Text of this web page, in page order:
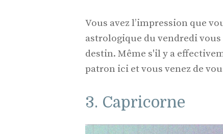
Vous avez l’impression que
astrologique du vendredi
destin. Même s'il y a
patron ici et vous venez de
3. Capricorne